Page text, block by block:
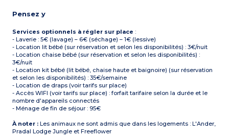
Pensez y
Services optionnels à régler sur place :
- Laverie : 5€ (lavage) – 6€ (séchage) – 1€ (lessive)
- Location lit bébé (sur réservation et selon les disponibilités) : 3€/nuit
- Location chaise bébé (sur réservation et selon les disponibilités) :
3€/nuit
- Location kit bébé (lit bébé, chaise haute et baignoire) (sur réservation
et selon les disponibilités) : 35€/semaine
- Location de draps (voir tarifs sur place)
- Accès WIFI (voir tarifs sur place) : forfait tarifaire selon la durée et le
nombre d'appareils connectés
- Ménage de fin de séjour : 95€
À noter : Les animaux ne sont admis que dans les logements : L'Ander,
Pradal Lodge Jungle et Freeflower